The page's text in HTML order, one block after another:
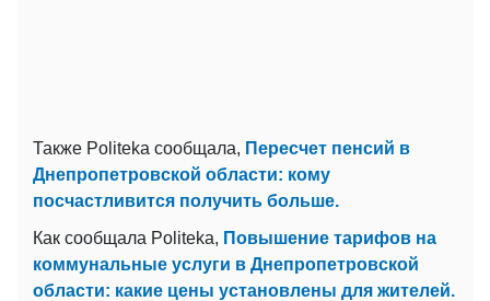
Также Politeka сообщала, Пересчет пенсий в
Днепропетровской области: кому
посчастливится получить больше.
Как сообщала Politeka, Повышение тарифов на
коммунальные услуги в Днепропетровской
области: какие цены установлены для жителей.